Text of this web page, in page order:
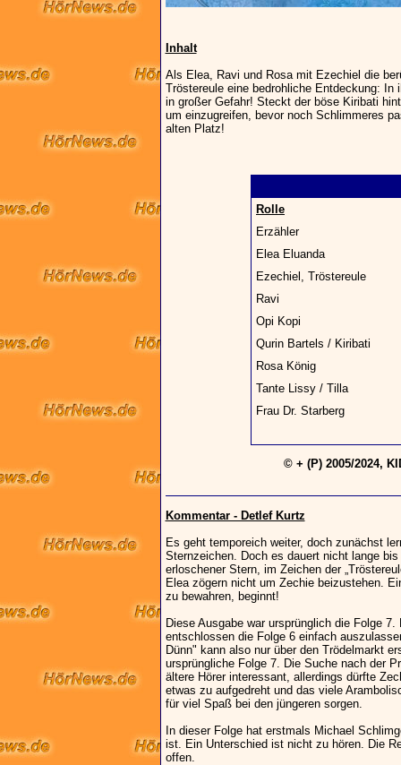
Inhalt
Als Elea, Ravi und Rosa mit Ezechiel die
Tröstereule eine bedrohliche Entdeckung:
in großer Gefahr! Steckt der böse Kiribati
um einzugreifen, bevor noch Schlimmeres
alten Platz!
Rolle
Erzähler
Elea Eluanda
Ezechiel, Tröstereule
Ravi
Opi Kopi
Qurin Bartels / Kiribati
Rosa König
Tante Lissy / Tilla
Frau Dr. Starberg
© + (P) 2005/2024,
Kommentar - Detlef Kurtz
Es geht temporeich weiter, doch zunächst
Sternzeichen. Doch es dauert nicht lange
erloschener Stern, im Zeichen der
Elea zögern nicht um Zechie beizustehen.
zu bewahren, beginnt!
Diese Ausgabe war ursprünglich die Folge
entschlossen die Folge 6 einfach
Dünn" kann also nur über den Trödelmarkt
ursprüngliche Folge 7. Die Suche nach der
ältere Hörer interessant, allerdings dürfte
etwas zu aufgedreht und das viele
für viel Spaß bei den jüngeren sorgen.
In dieser Folge hat erstmals Michael
ist. Ein Unterschied ist nicht zu hören. Die
offen.